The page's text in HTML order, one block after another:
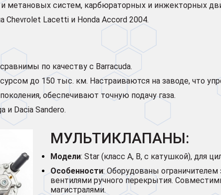
метановых систем, карбюраторных и инжекторных
Chevrolet Lacetti и Honda Accord 2004.
по качеству с Barracuda.
до 150 тыс. км. Настраиваются на заводе, что
обеспечивают точную подачу газа.
и Dacia Sandero.
МУЛЬТИКЛАПАНЫ:
Модели: Star (класс A, B, с катушкой), для
Особенности: Оборудованы ограничителем
вентилями ручного перекрытия.
магистралями.